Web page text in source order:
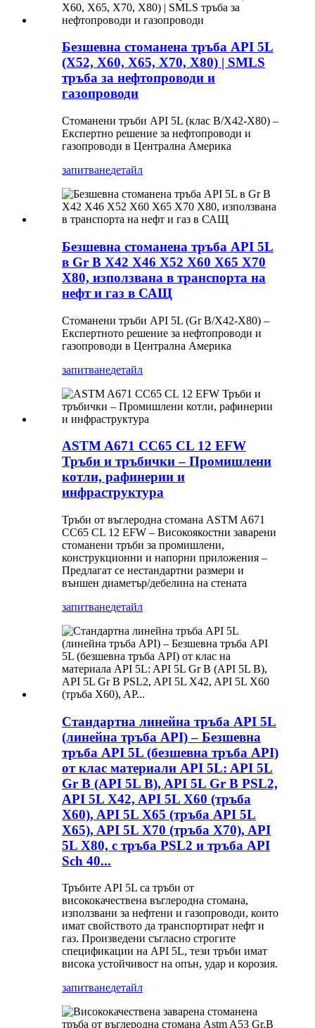
Безшевна стоманена тръба API 5L
(X52, X60, X65, X70, X80) | SMLS
тръба за нефтопроводи и
газопроводи
Стоманени тръби API 5L (клас B/X42-X80) –
Експертно решение за нефтопроводи и
газопроводи в Централна Америка
запитванедетайл
Безшевна стоманена тръба API 5L
в Gr B X42 X46 X52 X60 X65 X70
X80, използвана в транспорта на
нефт и газ в САЩ
Стоманени тръби API 5L (Gr B/X42-X80) –
Експертното решение за нефтопроводи и
газопроводи в Централна Америка
запитванедетайл
ASTM A671 CC65 CL 12 EFW
Тръби и тръбички – Промишлени
котли, рафинерии и
инфраструктура
Тръби от въглеродна стомана ASTM A671
CC65 CL 12 EFW – Високоякостни заварени
стоманени тръби за промишлени,
конструкционни и напорни приложения –
Предлагат се нестандартни размери и
външен диаметър/дебелина на стената
запитванедетайл
Стандартна линейна тръба API 5L
(линейна тръба API) – Безшевна
тръба API 5L (безшевна тръба API)
от клас материали API 5L: API 5L
Gr B (API 5L B), API 5L Gr B PSL2,
API 5L X42, API 5L X60 (тръба
X60), API 5L X65 (тръба API 5L
X65), API 5L X70 (тръба X70), API
5L X80, с тръба PSL2 и тръба API
Sch 40...
Тръбите API 5L са тръби от
висококачествена въглеродна стомана,
използвани за нефтени и газопроводи, които
имат свойството да транспортират нефт и
газ. Произведени съгласно строгите
спецификации на API 5L, тези тръби имат
висока устойчивост на опън, удар и корозия.
запитванедетайл